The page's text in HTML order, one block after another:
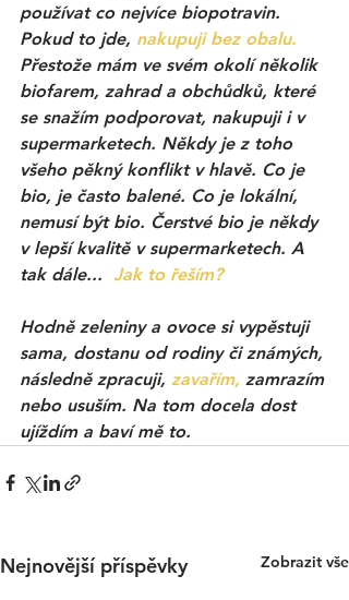
používat co nejvíce biopotravin.
Pokud to jde, nakupuji bez obalu.
Přestože mám ve svém okolí několik
biofarem, zahrad a obchůdků, které
se snažím podporovat, nakupuji i v
supermarketech. Někdy je z toho
všeho pěkný konflikt v hlavě. Co je
bio, je často balené. Co je lokální,
nemusí být bio. Čerstvé bio je někdy
v lepší kvalitě v supermarketech. A
tak dále... Jak to řeším?
Hodně zeleniny a ovoce si vypěstuji
sama, dostanu od rodiny či známých,
následně zpracuji, zavařím, zamrazím
nebo usuším. Na tom docela dost
ujíždím a baví mě to.
Nejnovější příspěvky Zobrazit vše